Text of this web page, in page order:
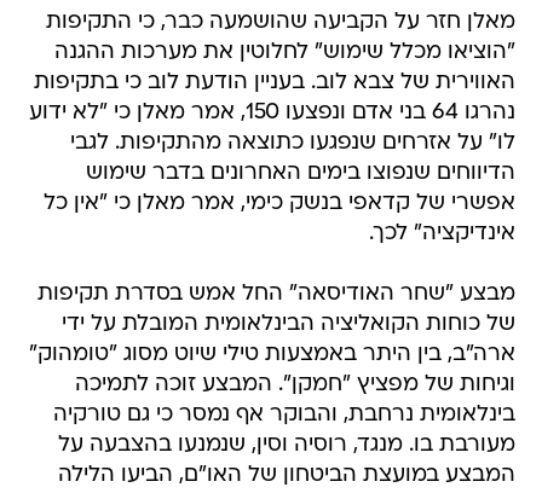
מאלן חזר על הקביעה שהושמעה כבר, כי התקיפות
"הוציאו מכלל שימוש" לחלוטין את מערכות ההגנה
האווירית של צבא לוב. בעניין הודעת לוב כי בתקיפות
נהרגו 64 בני אדם ונפצעו 150, אמר מאלן כי "לא ידוע
לו" על אזרחים שנפגעו כתוצאה מהתקיפות. לגבי
הדיווחים שנפוצו בימים האחרונים בדבר שימוש
אפשרי של קדאפי בנשק כימי, אמר מאלן כי "אין כל
אינדיקציה" לכך.
מבצע "שחר האודיסאה" החל אמש בסדרת תקיפות
של כוחות הקואליציה הבינלאומית המובלת על ידי
ארה"ב, בין היתר באמצעות טילי שיוט מסוג "טומהוק"
וגיחות של מפציץ "חמקן". המבצע זוכה לתמיכה
בינלאומית נרחבת, והבוקר אף נמסר כי גם טורקיה
מעורבת בו. מנגד, רוסיה וסין, שנמנעו בהצבעה על
המבצע במועצת הביטחון של האו"ם, הביעו הלילה